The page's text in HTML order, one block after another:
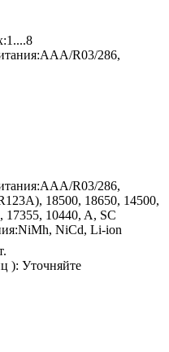
1....8
AAA/R03/286,
AAA/R03/286,
18500, 18650, 14500,
17355, 10440, A, SC
NiMh, NiCd, Li-ion
): Уточняйте